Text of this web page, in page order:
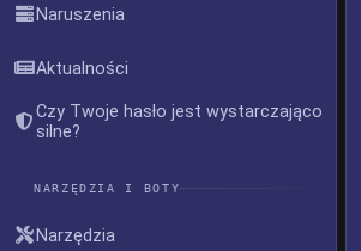
Naruszenia
Aktualności
Czy Twoje hasło jest wystarczająco
silne?
NARZĘDZIA I BOTY
Narzędzia